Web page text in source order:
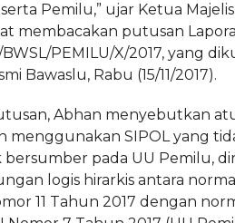
Pemilu,” ujar Ketua
membacakan putusan
PEMILU/X/2017, yang
Bawaslu, Rabu (15/11/2017).
Abhan menyebutkan
menggunakan SIPOL yang
bersumber pada UU Pemilu,
logis hirarkis antara norma
11 Tahun 2017 dengan